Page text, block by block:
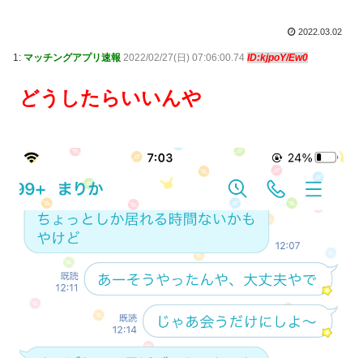
2022.03.02
1: マッチングアプリ速報 2022/02/27(日) 07:06:00.74 ID:kjpoY/Ew0
どうしたらいいんや